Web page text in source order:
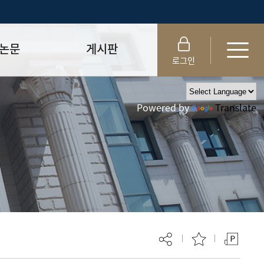
논문
출 절차/자격
및 템플릿
안심사
육 이수 안내
원회 규정
서
게시판
공지사항
자료실
FAQ
취업·모집 관련 공지
특강·프로그램 관련 공지
대학원생권리장전
대학원 총학생회
외국인 유학생 비자(VISA)
로그인
Powered by Translate